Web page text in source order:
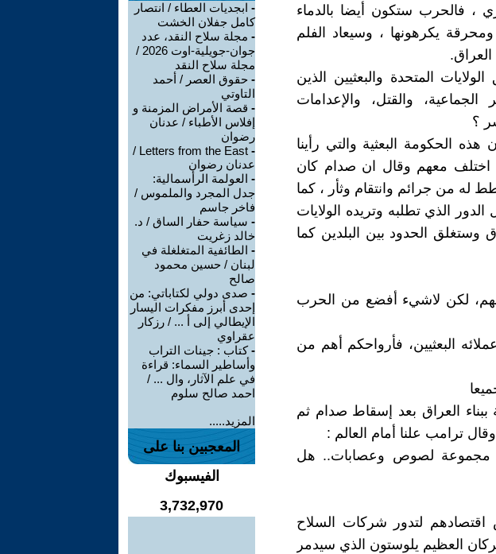
، فالحرب ستكون أيضا بالدماء
يكرهونها ، وسيعاد الفلم
المتحدة والبعثيين الذين
الجماعية، والقتل، والإعدامات
؟
الحكومة البعثية والتي رأينا
اختلف معهم وقال ان صدام كان
من جرائم وانتقام وثأر ، كما
الذي تطلبه وتريده الولايات
وستغلق الحدود بين البلدين كما
لكن لاشيء أفضع من الحرب
البعثيين، فأرواحكم أهم من
ببناء العراق بعد إسقاط صدام ثم
ترامب علنا أمام العالم :
مجموعة لصوص وعصابات.. هل
اقتصادهم لتدور شركات السلاح
العظيم يلوستون الذي سيدمر
- ابجديات العطاء / انتصار
كامل جفلان الخشت
- مجلة سلاح النقد، عدد
جوان-جويلية-اوت 2026 /
مجلة سلاح النقد
- حقوق العصر / أحمد
التاوتي
- قصة الأمراض المزمنة و
إفلاس الأطباء / عدنان
رضوان
-
Letters from the East /
عدنان رضوان
- العولمة الرأسمالية:
جدل المجرد والملموس /
فاخر جاسم
- سياسة حفار الساق / د.
خالد زغريت
- الطائفية المتغلغلة في
لبنان / حسين محمود
صالح
- صدى دولي لكتاباتي: من
إحدى أبرز مفكرات اليسار
الإيطالي إلى أ ... / رزكار
عقراوي
-كتاب : جينات التراب
وأساطير السماء: قراءة
في علم الآثار، وال ... /
احمد صالح سلوم
المزيد.....
المعجبين بنا على
الفيسبوك
3,732,970